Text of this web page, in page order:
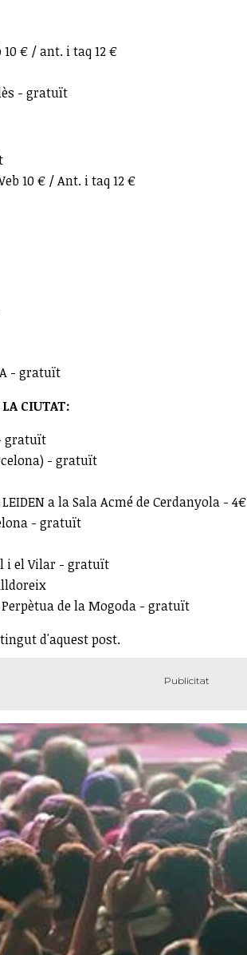
10 € / ant. i taq 12 €
- gratuït
10 € / Ant. i taq 12 €
- gratuït
CIUTAT:
- gratuït
- gratuït
LEIDEN a la Sala Acmé de Cerdanyola - 4€
- gratuït
i el Vilar - gratuït
Perpètua de la Mogoda - gratuït
d'aquest post.